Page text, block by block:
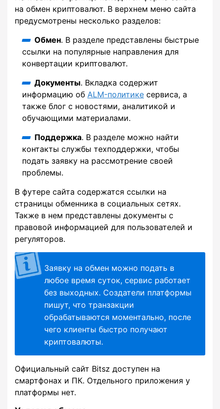
на обмен криптовалют. В верхнем меню сайта
предусмотрены несколько разделов:
Обмен. В разделе представлены быстрые
ссылки на популярные направления для
конвертации криптовалют.
Документы. Вкладка содержит
информацию об ALM-политике сервиса, а
также блог с новостями, аналитикой и
обучающими материалами.
Поддержка. В разделе можно найти
контакты службы техподдержки, чтобы
подать заявку на рассмотрение своей
проблемы.
В футере сайта содержатся ссылки на
страницы обменника в социальных сетях.
Также в нем представлены документы с
правовой информацией для пользователей и
регуляторов.
Заявку на обмен можно подать в
любое время суток, сервис работает
без выходных. Создатели платформы
пишут, что транзакции
обрабатываются моментально, после
чего клиенты быстро получают
криптовалюты.
Официальный сайт Bitsz доступен на
смартфонах и ПК. Отдельного приложения у
платформы нет.